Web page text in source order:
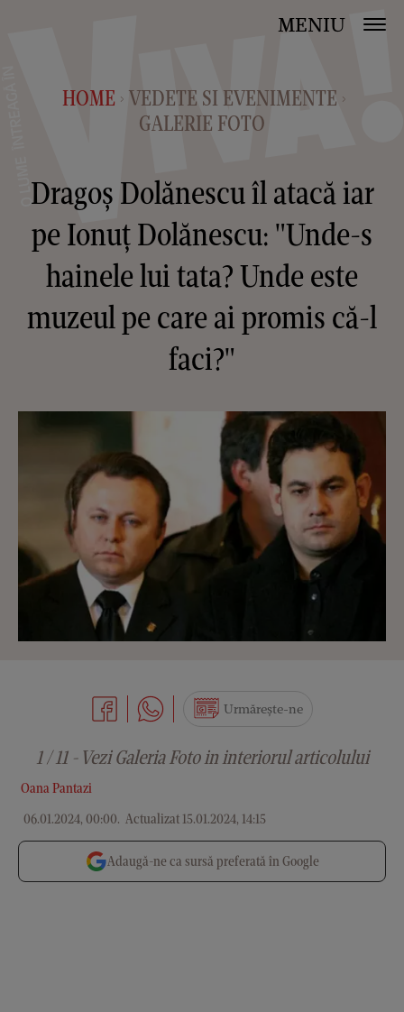
MENIU
HOME > VEDETE SI EVENIMENTE >
GALERIE FOTO
Dragoș Dolănescu îl atacă iar
pe Ionuț Dolănescu: "Unde-s
hainele lui tata? Unde este
muzeul pe care ai promis că-l
faci?"
Oana Pantazi
06.01.2024, 00:00. Actualizat 15.01.2024, 14:15
Urmărește-ne
1 / 11 - Vezi Galeria Foto in interiorul articolului
Adaugă-ne ca sursă preferată în Google